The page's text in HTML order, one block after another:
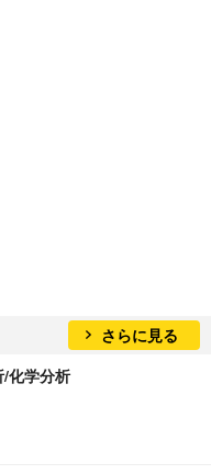
さらに見る
化学分析